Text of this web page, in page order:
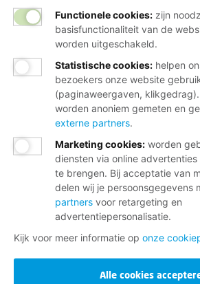
Functionele cookies: zijn
basisfunctionaliteit van de
worden uitgeschakeld.
Statistische cookies: helpen
bezoekers onze website
(paginaweergaven,
worden anoniem gemeten en
externe partners.
Marketing cookies: worden
diensten via online
te brengen. Bij acceptatie van
delen wij je persoonsgegevens
partners voor retargeting en
advertentiepersonalisatie.
Kijk voor meer informatie op onze
Alle cookies